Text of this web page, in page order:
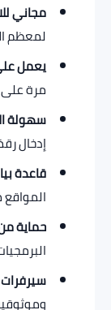
مجاني
لمعظم
يعمل
مرة على
سهولة
إدخال
قاعدة
حماية